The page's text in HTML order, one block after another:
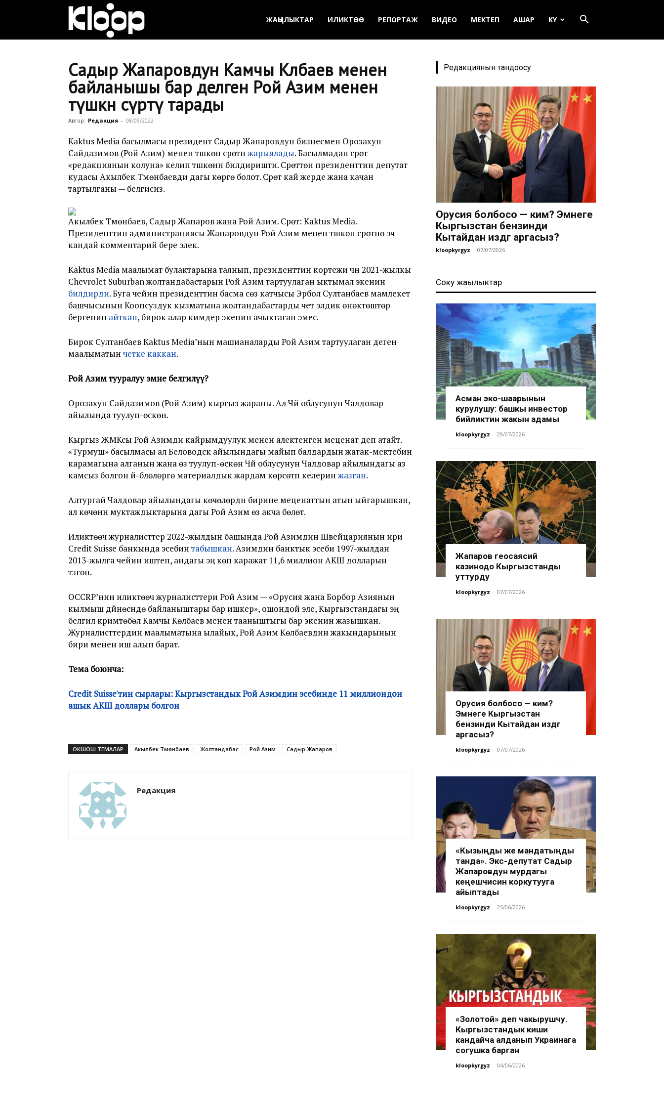
Кыргызстан
жаңылыктары
ЖАҢЫЛЫКТАР ИЛИКТӨӨ РЕПОРТАЖ ВИДЕО МЕКТЕП АШАР KY
Садыр Жапаровдун Камчы Көлбаев менен
байланышы бар делген Рой Азим менен
түшкөн сүрөтү тарады
Автор: Редакция - 08/09/2022
Kaktus Media басылмасы президент Садыр Жапаровдун бизнесмен Орозахун
Сайдазимов (Рой Азим) менен түшкөн сүрөтүнжарыялады. Басылмадан сүрөт
«редакциянын колуна» келип түшкөнүн билдиришти. Сүрөттөн президенттин депутат
кудасы Акылбек Түмөнбаевди дагы көрүүгө болот. Сүрөт кай жерде жана качан
тартылганы — белгисиз.
Акылбек Түмөнбаев, Садыр Жапаров жана Рой Азим. Сүрөт: Kaktus Media.
Президенттин администрациясы Жапаровдун Рой Азим менен түшкөн сүрөтүнө эч
кандай комментарий бере элек.
Kaktus Media маалымат булактарына таянып, президенттин кортежи үчүн 2021-жылкы
Chevrolet Suburban жолтандабастарын Рой Азим тартуулаган ыктымал экенин
билдирди. Буга чейин президенттин басма сөз катчысы Эрбол Султанбаев мамлекет
башчысынын Коопсуздук кызматына жолтандабастарды чет элдик өнөктөштөр
бергенин айткан, бирок алар кимдер экенин ачыктаган эмес.
Бирок Султанбаев Kaktus Media’нын машианаларды Рой Азим тартуулаган деген
маалыматын четке каккан.
Рой Азим тууралуу эмне белгилүү?
Орозахун Сайдазимов (Рой Азим) кыргыз жараны. Ал Чүй облусунун Чалдовар
айылында туулуп-өскөн.
Кыргыз ЖМКсы Рой Азимди кайрымдуулук менен алектенген меценат деп атайт.
«Турмуш» басылмасы ал Беловодск айылындагы майып балдардын жатак-мектебин
карамагына алганын жана өзү туулуп-өскөн Чүй облусунун Чалдовар айылындагы аз
камсыз болгон үй-бүлөлөргө материалдык жардам көрсөтүп келеринжазган.
Алтургай Чалдовар айылындагы көчөлөрдүн бирине меценаттын атын ыйгарышкан,
ал көчөнүн муктаждыктарына дагы Рой Азим өзү акча бөлөт.
Иликтөөчү журналисттер 2022-жылдын башында Рой Азимдин Швейцариянын ири
Credit Suisse банкында эсебин табышкан. Азимдин банктык эсеби 1997-жылдан
2013-жылга чейин иштеп, андагы эң көп каражат 11,6 миллион АКШ долларын
түзгөн.
OCCRP’нин иликтөөчү журналисттери Рой Азим — «Орусия жана Борбор Азиянын
кылмыш дүйнөсүндө байланыштары бар ишкер», ошондой эле, Кыргызстандагы эң
белгилүү кримтөбөл Камчы Көлбаев менен тааныштыгы бар экенин жазышкан.
Журналисттердин маалыматына ылайык, Рой Азим Көлбаевдин жакындарынын
бири менен иш алып барат.
Тема боюнча:
Credit Suisse'тин сырлары: Кыргызстандык Рой Азимдин эсебинде 11 миллиондон
ашык АКШ доллары болгон
ОКШОШ ТЕМАЛАР Акылбек Түмөнбаев Жолтандабас Рой Азим Садыр Жапаров
Редакция
Редакциянын тандоосу
Орусия болбосо — ким? Эмнеге
Кыргызстан бензинди
Кытайдан издөөгө аргасыз?
kloopkyrgyz - 07/07/2026
Соңку жаңылыктар
Асман эко-шаарынын
курулушу: башкы инвестор
бийликтин жакын адамы
kloopkyrgyz - 29/07/2026
Жапаров геосаясий
казинодо Кыргызстанды
уттурду
kloopkyrgyz - 07/07/2026
Орусия болбосо — ким?
Эмнеге Кыргызстан
бензинди Кытайдан издөөгө
аргасыз?
kloopkyrgyz - 07/07/2026
«Кызыңды же мандатыңды
танда». Экс-депутат Садыр
Жапаровдун мурдагы
кеңешчисин коркутууга
айыптады
kloopkyrgyz - 25/06/2026
«Золотой» деп чакырушчу.
Кыргызстандык киши
кандайча алданып Украинага
согушка барган
kloopkyrgyz - 04/06/2026